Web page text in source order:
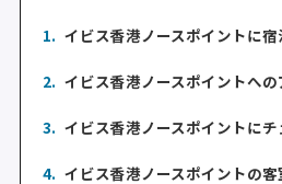
1. イビス香港ノースポイントに
2. イビス香港ノースポイントへの
3. イビス香港ノースポイントに
4. イビス香港ノースポイントの客